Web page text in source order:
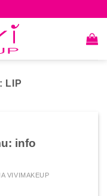
LIP
info
VIVIMAKEUP